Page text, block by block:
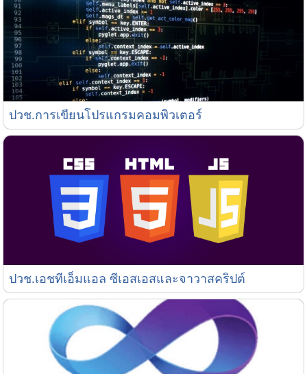
ปวช.การเขียนโปรแกรมคอมพิวเตอร์
ปวช.การเขียนโปรแกรมคอมพิวเตอร์
ปวช.เอชทีเอ็มแอล ซีเอสเอสและจาวาสคริปต์
ปวช.เอชทีเอ็มแอล ซีเอสเอสและจาวาสคริปต์